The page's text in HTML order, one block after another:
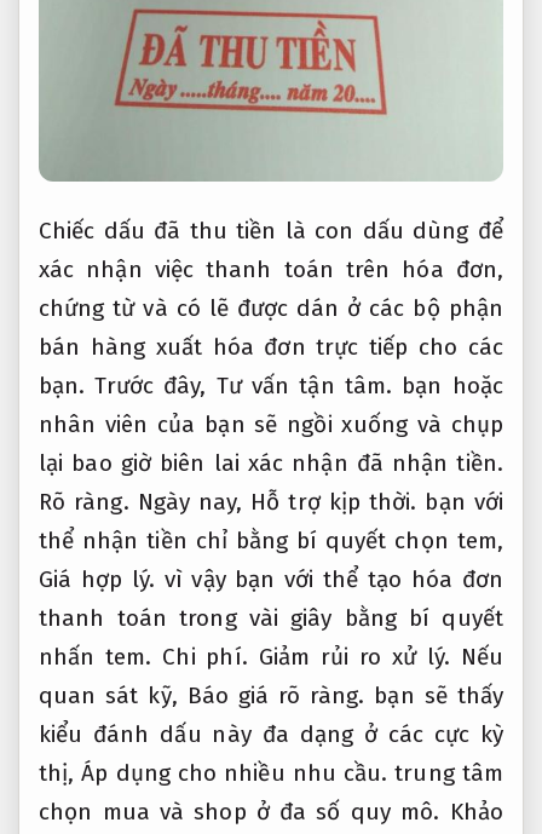
Chiếc dấu đã thu tiền là con dấu dùng để
xác nhận việc thanh toán trên hóa đơn,
chứng từ và có lẽ được dán ở các bộ phận
bán hàng xuất hóa đơn trực tiếp cho các
bạn. Trước đây, Tư vấn tận tâm. bạn hoặc
nhân viên của bạn sẽ ngồi xuống và chụp
lại bao giờ biên lai xác nhận đã nhận tiền.
Rõ ràng. Ngày nay, Hỗ trợ kịp thời. bạn với
thể nhận tiền chỉ bằng bí quyết chọn tem,
Giá hợp lý. vì vậy bạn với thể tạo hóa đơn
thanh toán trong vài giây bằng bí quyết
nhấn tem. Chi phí. Giảm rủi ro xử lý. Nếu
quan sát kỹ, Báo giá rõ ràng. bạn sẽ thấy
kiểu đánh dấu này đa dạng ở các cực kỳ
thị,Áp dụng cho nhiều nhu cầu. trung tâm
chọn mua và shop ở đa số quy mô. Khảo